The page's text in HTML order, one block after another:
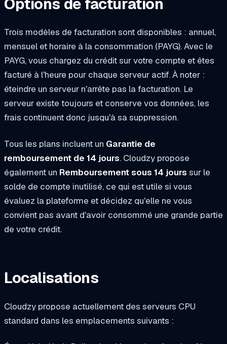
Trois modèles de facturation sont disponibles : annuel,
mensuel et horaire à la consommation (PAYG). Avec le
PAYG, vous chargez du crédit sur votre compte et êtes
facturé à l'heure pour chaque serveur actif. À noter :
éteindre un serveur n'arrête pas la facturation. Le
serveur existe toujours et conserve vos données, les
frais continuent donc jusqu'à sa suppression.
Tous les plans incluent un Garantie de
remboursement de 14 jours. Cloudzy propose
également un Remboursement sous 14 jours sur le
solde de compte inutilisé, ce qui est utile si vous
évaluez la plateforme et décidez qu'elle ne vous
convient pas avant d'avoir consommé une grande partie
de votre crédit.
Localisations
Cloudzy propose actuellement des serveurs CPU
standard dans les emplacements suivants :